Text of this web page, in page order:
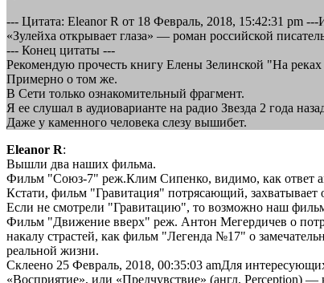
--- Цитата: Eleanor R от 18 Февраль, 2018, 15:42:31 pm
«Зулейха открывает глаза» — роман российской
--- Конец цитаты ---
Рекомендую прочесть книгу Елены Зелинской "На
Примерно о том же.
В Сети только ознакомительный фрагмент.
Я ее слушал в аудиоварианте на радио Звезда 2 года
Даже у каменного человека слезу вышибет.
Eleanor R:
Вышли два наших фильма.
Фильм "Союз-7" реж.Клим Сипенко, видимо, как ответ
Кстати, фильм "Гравитация" потрясающий, захватывает
Если не смотрели "Гравитацию", то возможно наш
Фильм "Движение вверх" реж. Антон Мегердичев о
накалу страстей, как фильм "Легенда №17" о
реальной жизни.
Склеено 25 Февраль, 2018, 00:35:03 amДля
«Восприятие», или «Предчувствие» (англ. Perception)